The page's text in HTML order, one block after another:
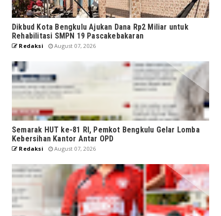
Dikbud Kota Bengkulu Ajukan Dana Rp2 Miliar untuk
Rehabilitasi SMPN 19 Pascakebakaran
Redaksi August 07, 2026
Semarak HUT ke-81 RI, Pemkot Bengkulu Gelar Lomba
Kebersihan Kantor Antar OPD
Redaksi August 07, 2026